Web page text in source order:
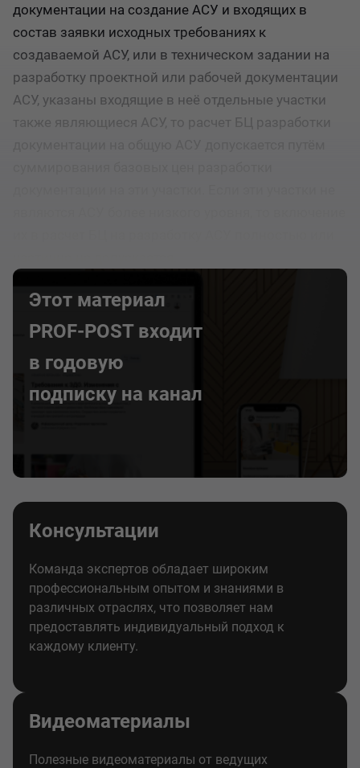
документации на создание АСУ и входящих в
состав заявки исходных требованиях к
создаваемой АСУ, или в техническом задании на
разработку проектной или рабочей документации
АСУ, указаны входящие в неё отдельные участки
также являющиеся АСУ, то расчет БЦ разработки
Этот материал
PROF-POST входит
в годовую
подписку на канал
Консультации
Команда экспертов обладает широким
профессиональным опытом и знаниями в
различных отраслях, что позволяет нам
предоставлять индивидуальный подход к
каждому клиенту.
Видеоматериалы
Полезные видеоматериалы от ведущих